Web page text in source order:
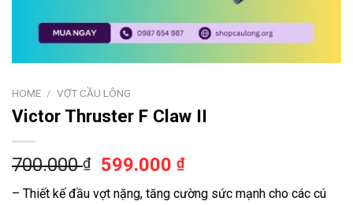
HOME / VỢT CẦU LÔNG
Victor Thruster F Claw II
700.000₫ 599.000₫
– Thiết kế đầu vợt nặng, tăng cường sức mạnh cho các cú